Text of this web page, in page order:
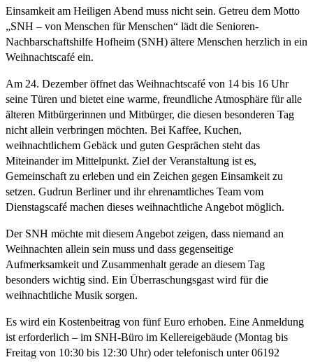
Einsamkeit am Heiligen Abend muss nicht sein. Getreu dem Motto
„SNH – von Menschen für Menschen“ lädt die Senioren-
Nachbarschaftshilfe Hofheim (SNH) ältere Menschen herzlich in ein
Weihnachtscafé ein.
Am 24. Dezember öffnet das Weihnachtscafé von 14 bis 16 Uhr
seine Türen und bietet eine warme, freundliche Atmosphäre für alle
älteren Mitbürgerinnen und Mitbürger, die diesen besonderen Tag
nicht allein verbringen möchten. Bei Kaffee, Kuchen,
weihnachtlichem Gebäck und guten Gesprächen steht das
Miteinander im Mittelpunkt. Ziel der Veranstaltung ist es,
Gemeinschaft zu erleben und ein Zeichen gegen Einsamkeit zu
setzen. Gudrun Berliner und ihr ehrenamtliches Team vom
Dienstagscafé machen dieses weihnachtliche Angebot möglich.
Der SNH möchte mit diesem Angebot zeigen, dass niemand an
Weihnachten allein sein muss und dass gegenseitige
Aufmerksamkeit und Zusammenhalt gerade an diesem Tag
besonders wichtig sind. Ein Überraschungsgast wird für die
weihnachtliche Musik sorgen.
Es wird ein Kostenbeitrag von fünf Euro erhoben. Eine Anmeldung
ist erforderlich – im SNH-Büro im Kellereigebäude (Montag bis
Freitag von 10:30 bis 12:30 Uhr) oder telefonisch unter 06192